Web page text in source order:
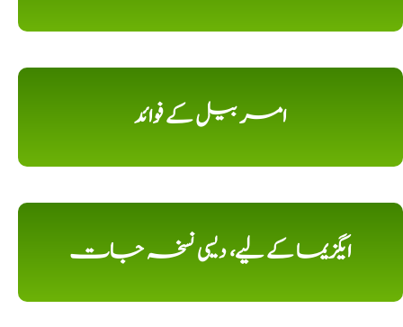
امر بیل کے فوائد
ایگزیما کے لیے، دیسی نسخہ جات